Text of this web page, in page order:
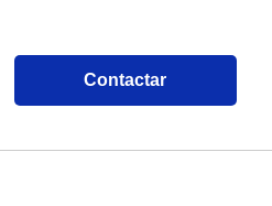
Contactar